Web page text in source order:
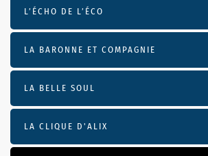
L’ÉCHO DE L’ÉCO
LA BARONNE ET COMPAGNIE
LA BELLE SOUL
LA CLIQUE D'ALIX